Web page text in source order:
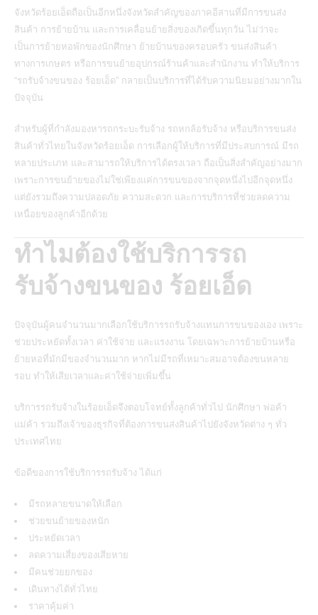
จังหวัดร้อยเอ็ดถือเป็นอีกหนึ่งจังหวัดสำคัญของภาคอีสานที่มีการขนส่ง
สินค้า การย้ายบ้าน และการเคลื่อนย้ายสิ่งของเกิดขึ้นทุกวัน ไม่ว่าจะ
เป็นการย้ายหอพักของนักศึกษา ย้ายบ้านของครอบครัว ขนส่งสินค้า
ทางการเกษตร หรือการขนย้ายอุปกรณ์ร้านค้าและสำนักงาน ทำให้บริการ
“รถรับจ้างขนของ ร้อยเอ็ด” กลายเป็นบริการที่ได้รับความนิยมอย่างมากใน
ปัจจุบัน
สำหรับผู้ที่กำลังมองหารถกระบะรับจ้าง รถหกล้อรับจ้าง หรือบริการขนส่ง
สินค้าทั่วไทยในจังหวัดร้อยเอ็ด การเลือกผู้ให้บริการที่มีประสบการณ์ มีรถ
หลายประเภท และสามารถให้บริการได้ตรงเวลา ถือเป็นสิ่งสำคัญอย่างมาก
เพราะการขนย้ายของไม่ใช่เพียงแค่การขนของจากจุดหนึ่งไปอีกจุดหนึ่ง
แต่ยังรวมถึงความปลอดภัย ความสะดวก และการบริการที่ช่วยลดความ
เหนื่อยของลูกค้าอีกด้วย
ทำไมต้องใช้บริการรถ
รับจ้างขนของ ร้อยเอ็ด
ปัจจุบันผู้คนจำนวนมากเลือกใช้บริการรถรับจ้างแทนการขนของเอง เพราะ
ช่วยประหยัดทั้งเวลา ค่าใช้จ่าย และแรงงาน โดยเฉพาะการย้ายบ้านหรือ
ย้ายหอที่มักมีของจำนวนมาก หากไม่มีรถที่เหมาะสมอาจต้องขนหลาย
รอบ ทำให้เสียเวลาและค่าใช้จ่ายเพิ่มขึ้น
บริการรถรับจ้างในร้อยเอ็ดจึงตอบโจทย์ทั้งลูกค้าทั่วไป นักศึกษา พ่อค้า
แม่ค้า รวมถึงเจ้าของธุรกิจที่ต้องการขนส่งสินค้าไปยังจังหวัดต่าง ๆ ทั่ว
ประเทศไทย
ข้อดีของการใช้บริการรถรับจ้าง ได้แก่
มีรถหลายขนาดให้เลือก
ช่วยขนย้ายของหนัก
ประหยัดเวลา
ลดความเสี่ยงของเสียหาย
มีคนช่วยยกของ
เดินทางได้ทั่วไทย
ราคาคุ้มค่า